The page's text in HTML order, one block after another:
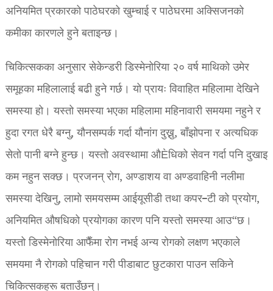
अनियमित प्रकारको पाठेघरको खुम्चाई र पाठेघरमा अक्सिजनको
कमीका कारणले हुने बताइन्छ।
चिकित्सकका अनुसार सेकेन्डरी डिस्मेनोरिया २० वर्ष माथिको उमेर
समूहका महिलालाई बढी हुने गर्छ। यो प्रायः विवाहित महिलामा देखिने
समस्या हो। यस्तो समस्या भएका महिलामा महिनावारी समयमा नहुने र
हुदा रगत धेरै बग्नु, यौनसम्पर्क गर्दा यौनांग दुख्नु, बाँझोपना र अत्यधिक
सेतो पानी बग्ने हुन्छ। यस्तो अवस्थामा औÈधिको सेवन गर्दा पनि दुखाइ
कम नहुन सक्छ। प्रजनन् रोग, अण्डाशय वा अण्डवाहिनी नलीमा
समस्या देखिनु, लामो समयसम्म आईयूसीडी तथा कपर–टी को प्रयोग,
अनियमित औषधिको प्रयोगका कारण पनि यस्तो समस्या आउ“छ।
यस्तो डिस्मेनोरिया आफैँमा रोग नभई अन्य रोगको लक्षण भएकाले
समयमा नै रोगको पहिचान गरी पीडाबाट छुटकारा पाउन सकिने
चिकित्सकहरू बताउँछन्।